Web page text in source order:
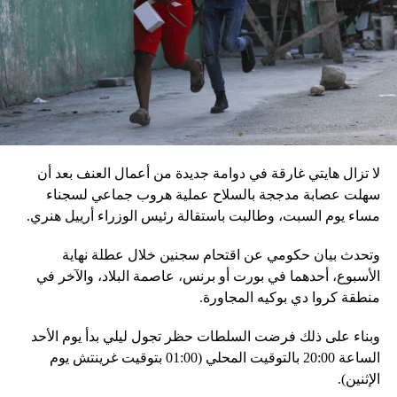
في السلطة.
إقليميّاً، أعلن الجيش البيلاروسي أنّه بدأ مناورة للتحقّق من درجة
استعداد قاذفات الأسلحة النووية التكتيكية، في حين أوضح أمين
مجلس الأمن البيلاروسي ألكسندر فولفوفيتش أنّ هذه المناورة
مرتبطة بإعلان موسكو عن مناورات نووية وستكون «متزامنة»
مع التدريبات الروسية، لافتاً إلى أنّ مناورة مينسك ستشمل على
في السياق، أشار رئيس أركان القوات المسلّحة البيلاروسية
الجنرال فيكتور غوليفيتش إلى أنّه «في إطار هذا الحدث، تمّت
احتياطي»، لافتاً إلى أنّه «فور إنجاز عملية الانتشار هذه،
سنستعرض المسائل المتعلّقة بالاستعدادات لاستخدام الأسلحة
النووية غير الاستراتيجية».
وفي أوكرانيا، فكّكت أجهزة الأمن شبكة من العملاء التابعين
لجهاز الأمن الفدرالي الروسي «كانوا يعدّون لاغتيال الرئيس
الأوكراني» فولوديمير زيلينسكي ومسؤولين كبار آخرين، مثل
لا تزال هايتي غارقة في دوامة جديدة من أعمال العنف بعد أن
سهلت عصابة مدججة بالسلاح عملية هروب جماعي لسجناء
مساء يوم السبت، وطالبت باستقالة رئيس الوزراء أرييل هنري.
وتحدث بيان حكومي عن اقتحام سجنين خلال عطلة نهاية
الأسبوع، أحدهما في بورت أو برنس، عاصمة البلاد، والآخر في
منطقة كروا دي بوكيه المجاورة.
وبناء على ذلك فرضت السلطات حظر تجول ليلي بدأ يوم الأحد
الساعة 20:00 بالتوقيت المحلي (01:00 بتوقيت غرينتش يوم
الإثنين).